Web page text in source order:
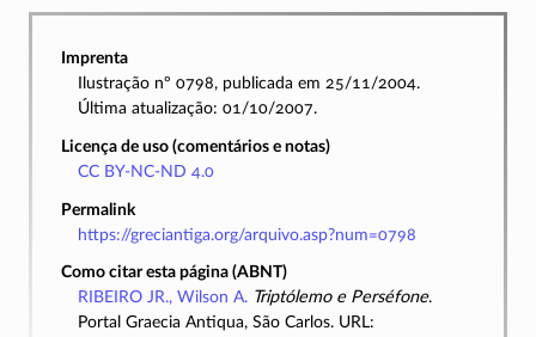
Imprenta
Ilustração nº 0798, publicada em 25/11/2004.
Última atualização: 01/10/2007.
Licença de uso (comentários e notas)
CC BY-NC-ND 4.0
Permalink
https://greciantiga.org/arquivo.asp?num=0798
Como citar esta página (ABNT)
RIBEIRO JR., Wilson A. Triptólemo e Perséfone.
Portal Graecia Antiqua, São Carlos. URL: